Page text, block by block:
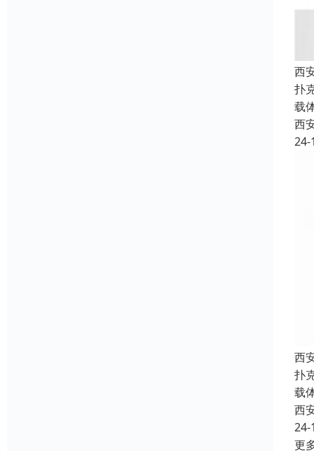
西
扑
载
西
24-
西
扑
载
西
24-
更